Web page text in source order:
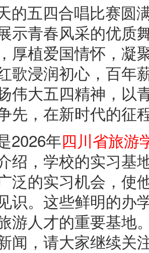
的五四合唱比赛圆
示青春风采的优质
厚植爱国情怀，凝
歌浸润初心，百年
伟大五四精神，以
先，在新时代的征
2026年四川省旅游
绍，学校的实习基
泛的实习机会，使
识。这些鲜明的办
游人才的重要基地
闻，请大家继续关